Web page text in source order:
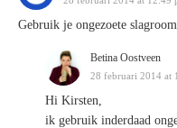
Gebruik je ongezoete
Betina Oostveen
28 februari 2014 at
Hi Kirsten,
ik gebruik inderdaad